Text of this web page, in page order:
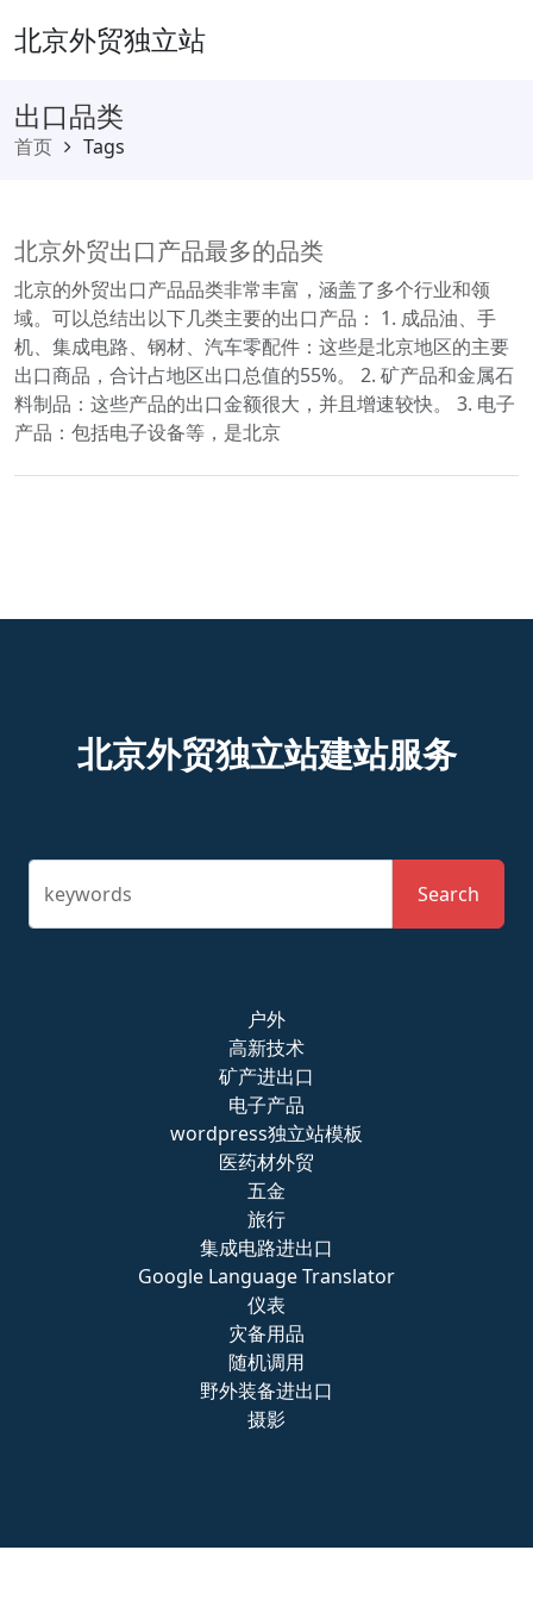
北京外贸独立站
出口品类
首页 Tags
北京外贸出口产品最多的品类
北京的外贸出口产品品类非常丰富，涵盖了多个行业和领
域。可以总结出以下几类主要的出口产品： 1. 成品油、手
机、集成电路、钢材、汽车零配件：这些是北京地区的主要
出口商品，合计占地区出口总值的55%。 2. 矿产品和金属石
料制品：这些产品的出口金额很大，并且增速较快。 3. 电子
产品：包括电子设备等，是北京
北京外贸独立站建站服务
keywords Search
户外
高新技术
矿产进出口
电子产品
wordpress独立站模板
医药材外贸
五金
旅行
集成电路进出口
Google Language Translator
仪表
灾备用品
随机调用
野外装备进出口
摄影